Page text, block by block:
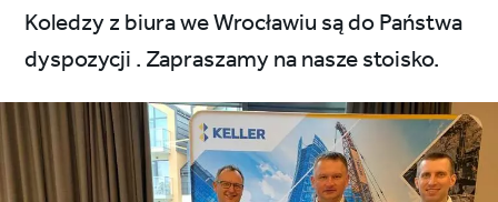
Koledzy z biura we Wrocławiu są do Państwa
dyspozycji . Zapraszamy na nasze stoisko.